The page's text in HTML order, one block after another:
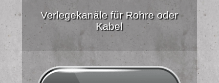
Verlegekanäle für Rohre oder
Kabel